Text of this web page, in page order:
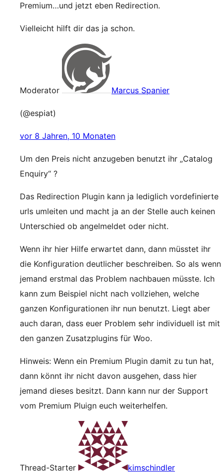
Premium…und jetzt eben Redirection.
Vielleicht hilft dir das ja schon.
Moderator Marcus Spanier
(@espiat)
vor 8 Jahren, 10 Monaten
Um den Preis nicht anzugeben benutzt ihr „Catalog
Enquiry“ ?
Das Redirection Plugin kann ja lediglich vordefinierte
urls umleiten und macht ja an der Stelle auch keinen
Unterschied ob angelmeldet oder nicht.
Wenn ihr hier Hilfe erwartet dann, dann müsstet ihr
die Konfiguration deutlicher beschreiben. So als wenn
jemand erstmal das Problem nachbauen müsste. Ich
kann zum Beispiel nicht nach vollziehen, welche
ganzen Konfigurationen ihr nun benutzt. Liegt aber
auch daran, dass euer Problem sehr individuell ist mit
den ganzen Zusatzplugins für Woo.
Hinweis: Wenn ein Premium Plugin damit zu tun hat,
dann könnt ihr nicht davon ausgehen, dass hier
jemand dieses besitzt. Dann kann nur der Support
vom Premium Pluign euch weiterhelfen.
Thread-Starter kimschindler